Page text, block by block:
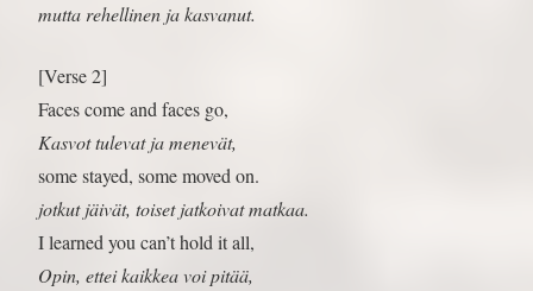
mutta rehellinen ja kasvanut.
[Verse 2]
Faces come and faces go,
Kasvot tulevat ja menevät,
some stayed, some moved on.
jotkut jäivät, toiset jatkoivat matkaa.
I learned you can’t hold it all,
Opin, ettei kaikkea voi pitää,